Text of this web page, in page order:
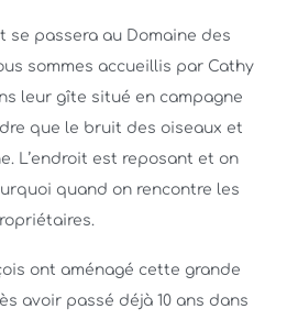
se passera au Domaine des
sommes accueillis par Cathy
leur gîte situé en campagne
que le bruit des oiseaux et
L’endroit est reposant et on
quand on rencontre les
ont aménagé cette grande
avoir passé déjà 10 ans dans